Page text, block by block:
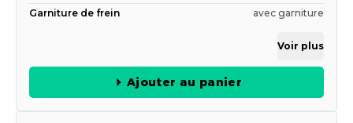
Garniture de frein
avec garniture
Voir plus
Ajouter au panier